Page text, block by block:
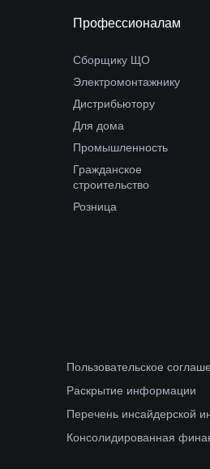
Профессионалам
Сборщику ЩО
Электромонтажнику
Дистрибьютору
Для дома
Промышленность
Гражданское
строительство
Розница
Пользовательское
Раскрытие информации
Перечень инсайдерской
Консолидированная